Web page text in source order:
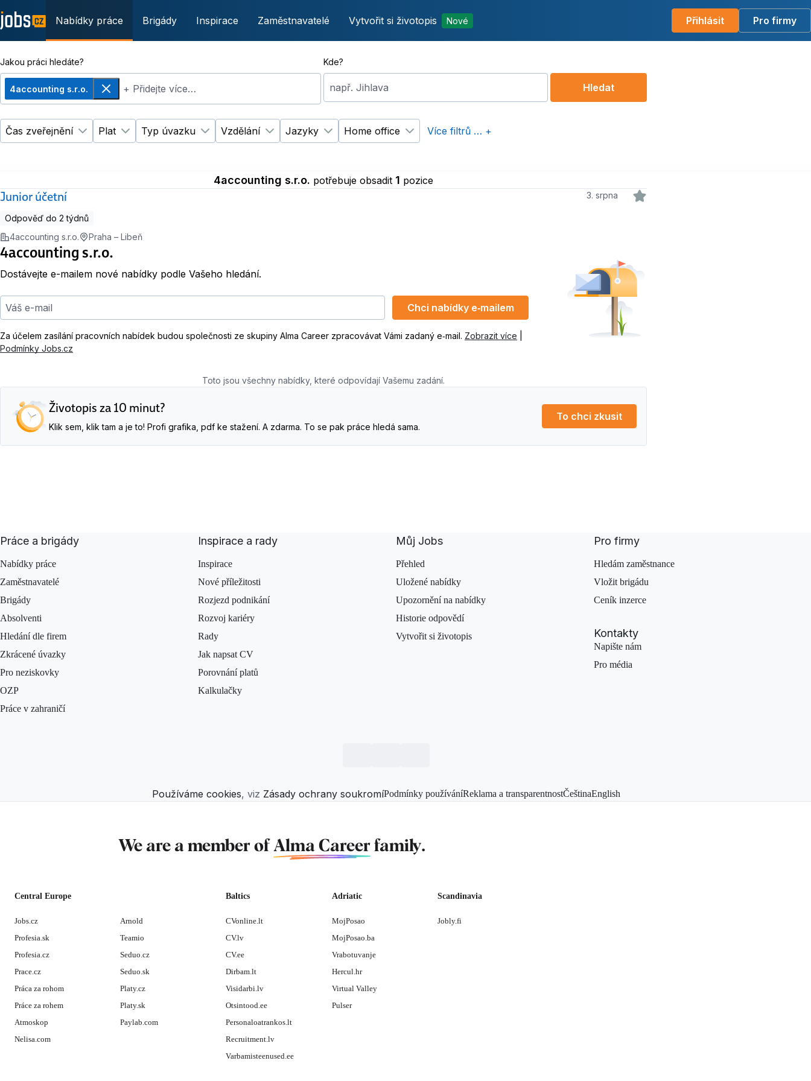
Nabídky práce Brigády Inspirace Zaměstnavatelé Vytvořit si životopis Nové Přihlásit Pro firmy
Jakou práci hledáte?
4accounting s.r.o.
Odebrat+ Přidejte více…
Kde?
např. Jihlava
Čas zveřejnění
Změnit filtr Čas zveřejnění
Plat
Změnit filtr Plat
Typ úvazku
Změnit filtr Typ úvazku
Vzdělání
Změnit filtr Vzdělání
Jazyky
Změnit filtr Jazyky
Home office
Změnit filtr Home office
Více filtrů … +
Hledat
4accounting s.r.o. potřebuje obsadit 1 pozice
Junior účetní 3. srpna
Odpověď do 2 týdnů
4accounting s.r.o.
Praha – Libeň
4accounting s.r.o.
Dostávejte e-mailem nové nabídky podle Vašeho hledání.
Váš e-mail
Chci nabídky e‑mailem
Za účelem zasílání pracovních nabídek budou společnosti ze skupiny Alma Career zpracovávat Vámi zadaný e‑mail. Zobrazit více
Podmínky Jobs.cz
Toto jsou všechny nabídky, které odpovídají Vašemu zadání.
Životopis za 10 minut?
Klik sem, klik tam a je to! Profi grafika, pdf ke stažení. A zdarma. To se pak práce hledá sama.
To chci zkusit
Práce a brigády
Nabídky práce
Zaměstnavatelé
Brigády
Absolventi
Hledání dle firem
Zkrácené úvazky
Pro neziskovky
OZP
Práce v zahraničí
Inspirace a rady
Inspirace
Nové příležitosti
Rozjezd podnikání
Rozvoj kariéry
Rady
Jak napsat CV
Porovnání platů
Kalkulačky
Můj Jobs
Přehled
Uložené nabídky
Upozornění na nabídky
Historie odpovědí
Vytvořit si životopis
Pro firmy
Hledám zaměstnance
Vložit brigádu
Ceník inzerce
Kontakty
Napište nám
Pro média
Používáme cookies, viz Zásady ochrany soukromíPodmínky používáníReklama a transparentnostČeštinaEnglish
We are a member of Alma Careerfamily.
Central Europe
Jobs.cz
Profesia.sk
Profesia.cz
Prace.cz
Práca za rohom
Práce za rohem
Atmoskop
Nelisa.com
Arnold
Teamio
Seduo.cz
Seduo.sk
Platy.cz
Platy.sk
Paylab.com
Baltics
CVonline.lt
CV.lv
CV.ee
Dirbam.lt
Visidarbi.lv
Otsintood.ee
Personaloatrankos.lt
Recruitment.lv
Varbamisteenused.ee
Adriatic
MojPosao
MojPosao.ba
Vrabotuvanje
Hercul.hr
Virtual Valley
Pulser
Scandinavia
Jobly.fi